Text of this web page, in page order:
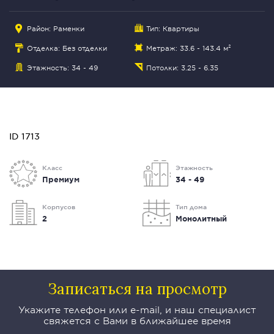
Район: Раменки Тип: Квартиры
Отделка: Без отделки Метраж: 33.6 - 143.4 м²
Этажность: 34 - 49 Потолки: 3.25 - 6.35
ID 1713
Класс
Премиум
Этажность
34 - 49
Корпусов
2
Тип дома
Монолитный
Записаться на просмотр
Укажите телефон или e-mail, и наш специалист
свяжется с Вами в ближайшее время